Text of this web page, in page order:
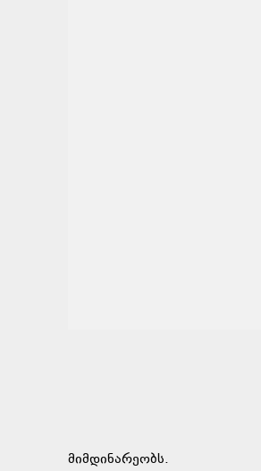
მიმდინარეობს.